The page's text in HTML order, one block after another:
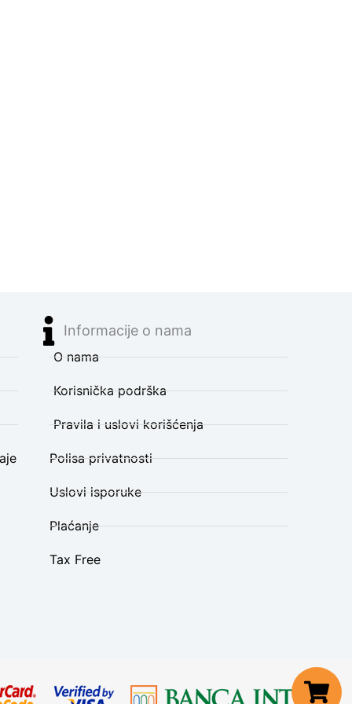
Informacije o nama
O nama
Korisnička podrška
Pravila i uslovi korišćenja
Polisa privatnosti
Uslovi isporuke
Plaćanje
Tax Free